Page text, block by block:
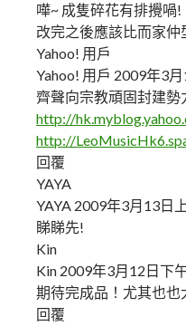
嘩~ 成隻碎花有排攪喎!
改完之後應該比而家仲
Yahoo! 用戶
Yahoo! 用戶 2009年3
齊聲向宗教頑固封建勢
http://
http://
回覆
YAYA
YAYA 2009年3月13日
睇睇先!
Kin
Kin 2009年3月12日下
期待完成品！尤其也也
回覆